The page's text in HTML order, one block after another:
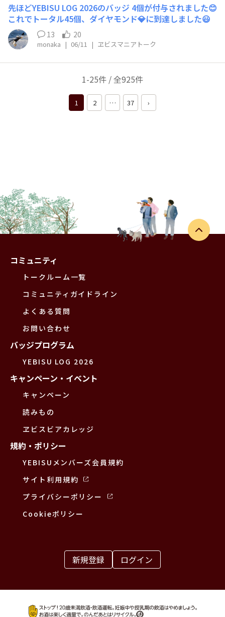
先ほどYEBISU LOG 2026のバッジ 4個が付与されました😊
これでトータル45個、ダイヤモンド💎に到達しました😃
13 20
monaka | 06/11 | ヱビスマニアトーク
1-25件 / 全925件
1 2 … 37 ›
コミュニティ
トークルーム一覧
コミュニティガイドライン
よくある質問
お問い合わせ
バッジプログラム
YEBISU LOG 2026
キャンペーン・イベント
キャンペーン
読みもの
ヱビスビアカレッジ
規約・ポリシー
YEBISUメンバーズ会員規約
サイト利用規約
プライバシーポリシー
Cookieポリシー
新規登録 ログイン